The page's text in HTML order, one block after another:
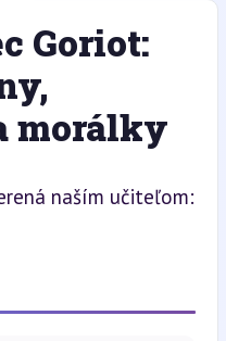
Goriot:
morálky
naším učiteľom: